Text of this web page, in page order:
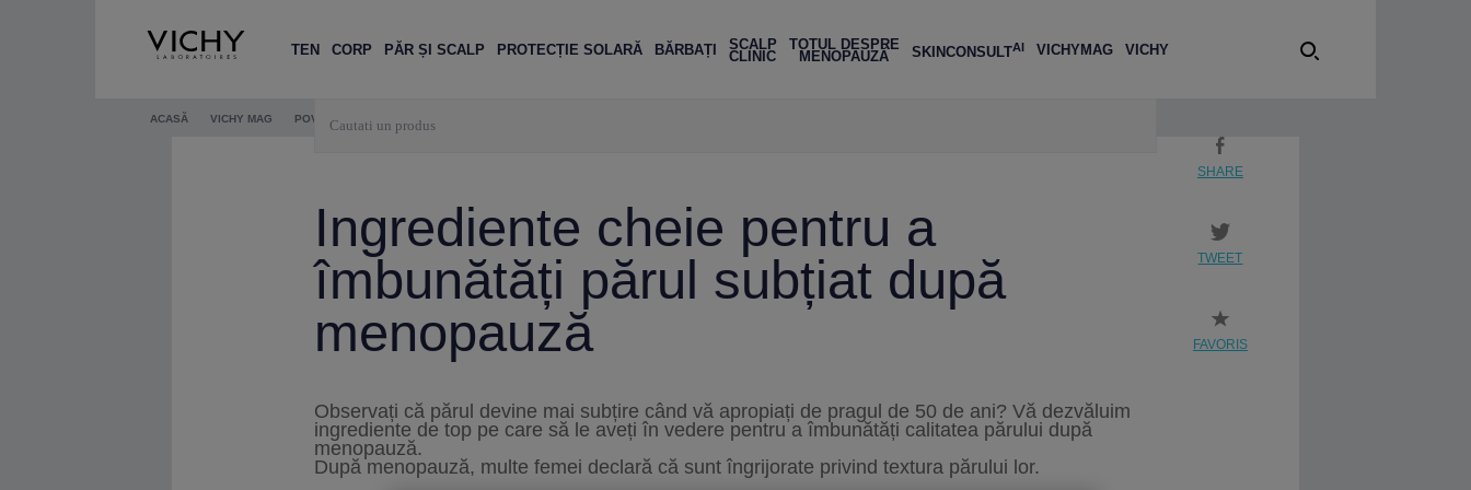
TEN CORP PĂR ȘI SCALP PROTECȚIE SOLARĂ BĂRBAȚI SCALP
CLINIC
TOTUL DESPRE
MENOPAUZĂ SKINCONSULTAI VICHYMAG VICHY
ACASĂ VICHY MAG POVESTEA VICHY SFATUL EXPERŢILOR
Ingrediente cheie pentru a
îmbunătăți părul subțiat după
menopauză
SHARE
TWEET
FAVORIS
Observați că părul devine mai subțire când vă apropiați de pragul de 50 de ani? Vă dezvăluim
ingrediente de top pe care să le aveți în vedere pentru a îmbunătăți calitatea părului după
menopauză.
După menopauză, multe femei declară că sunt îngrijorate privind textura părului lor.